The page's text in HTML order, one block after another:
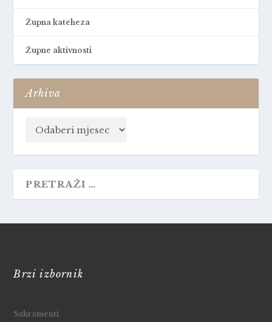
Župna kateheza
Župne aktivnosti
Arhiva
Brzi izbornik
Sakramenti